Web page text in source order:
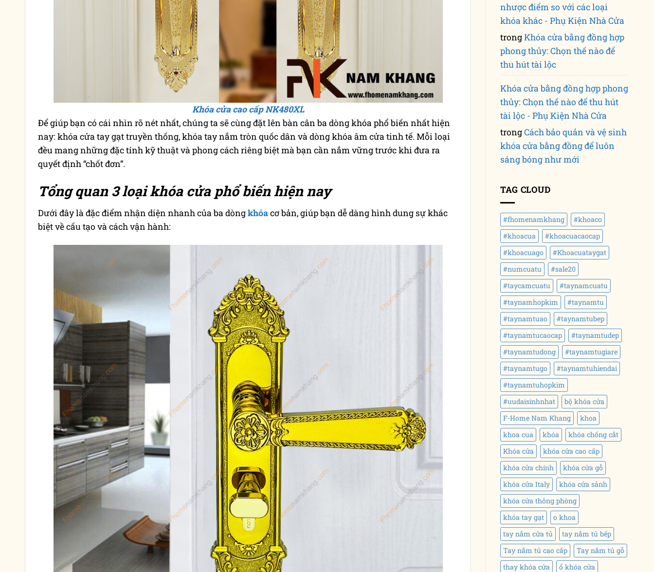
Khóa cửa cao cấp NK480XL
Để giúp bạn có cái nhìn rõ nét nhất, chúng ta sẽ cùng đặt lên bàn cân ba dòng khóa phổ biến nhất hiện
nay: khóa cửa tay gạt truyền thống, khóa tay nắm tròn quốc dân và dòng khóa âm cửa tinh tế. Mỗi loại
đều mang những đặc tính kỹ thuật và phong cách riêng biệt mà bạn cần nắm vững trước khi đưa ra
quyết định “chốt đơn”.
Tổng quan 3 loại khóa cửa phổ biến hiện nay
Dưới đây là đặc điểm nhận diện nhanh của ba dòngkhóacơ bản, giúp bạn dễ dàng hình dung sự khác
biệt về cấu tạo và cách vận hành:
nhược điểm so với các loại
khóa khác - Phụ Kiện Nhà Cửa
trongKhóa cửa bằng đồng hợp
phong thủy: Chọn thế nào để
thu hút tài lộc
Khóa cửa bằng đồng hợp phong
thủy: Chọn thế nào để thu hút
tài lộc - Phụ Kiện Nhà Cửa
trongCách bảo quản và vệ sinh
khóa cửa bằng đồng để luôn
sáng bóng như mới
TAG CLOUD
#fhomenamkhang
#khoaco
#khoacua
#khoacuacaocap
#khoacuago
#Khoacuataygat
#numcuatu
#sale20
#taycamcuatu
#taynamcuatu
#taynamhopkim
#taynamtu
#taynamtuao
#taynamtubep
#taynamtucaocap
#taynamtudep
#taynamtudong
#taynamtugiare
#taynamtugo
#taynamtuhiendai
#taynamtuhopkim
#uudaisinhnhat
bộ khóa cửa
F-Home Nam Khang
khoa
khoa cua
khóa
khóa chống cắt
Khóa cửa
khóa cửa cao cấp
khóa cửa chính
khóa cửa gỗ
khóa cửa Italy
khóa cửa sảnh
khóa cửa thông phòng
khóa tay gạt
o khoa
tay nắm cửa tủ
tay nắm tủ bếp
Tay nắm tủ cao cấp
Tay nắm tủ gỗ
thay khóa cửa
ổ khóa cửa